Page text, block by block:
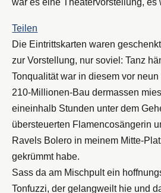
Teilen
Die Eintrittskarten waren
zur Vorstellung, nur soviel: Tanz
Tonqualität war in diesem vor
210-Millionen-Bau dermassen
eineinhalb Stunden unter dem
übersteuerten Flamencosängerin
Ravels Bolero in meinem Mitte-
gekrümmt habe.
Sass da am Mischpult ein
Tonfuzzi, der gelangweilt hie und